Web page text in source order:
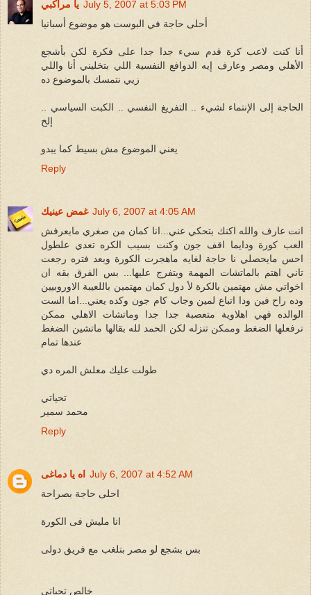
يا مراكبي July 5, 2007 at 5:03 PM
أحلى حاجة في البوست هو موضوع أسبانيا
أنا كنت لاعب كرة قدم سيء جدا جدا على فكرة لكن بأشجع
الأهلي ومصر وعارف إيه الدوافع النفسية اللي بتخليني أنا واللي
زيي نتمسك بالموضوع ده
الحاجة إلى الإنتماء لشيء .. التفريغ النفسي .. الكبت السياسي ..
إلخ
يعني الموضوع مش بسيط كما يبدو
Reply
غمض عينيك July 6, 2007 at 4:05 AM
انت عارف والله اكنك بتحكي عني...انا كمان من صغري مابعرفش
العب كورة ودايما اقف جون وكنت بسيب الكره تعدي علطول
احس مايحصلي نا حاجة لغايه ماهجرت الكورة وبعد فتره رجعت
تاني اهتم بالماتشات المهمة وبتفرج عليها... بس الفرق بقه ان
اخواتي مش مهتمين بالكرة لأ دول كمان مهتمين باللعيبة الاوروبيين
وده راح فين ودا اتباع لمين وجاب كام جون وكده يعني...اما الست
الوالده فهي اهلاوية متعصبة جدا جدا وماتشات الاهلي ممكن
ترفعلها الضغط وممكن تنزله لكن الحمد لله بقالها ماتشين الضغط
عندها تمام
طولت عليك معلش المره دي
تحياتي
محمد سمير
Reply
اه يا دماغى
July 6, 2007 at 4:52 AM
احلى حاجة بصراحة
انا مليش فى الكورة
بس بشجع لو مصر بتلغب مع فريق دولى
خالص تحياتى